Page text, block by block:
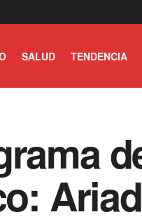
SALUD TENDENCIA